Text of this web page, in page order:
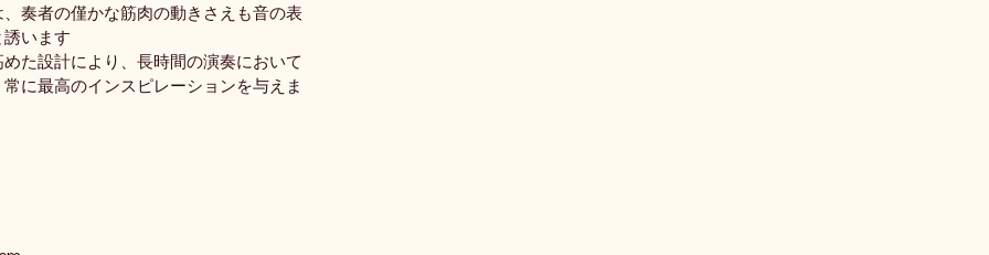
奏者の僅かな筋肉の動きさえも音の表
います
た設計により、長時間の演奏において
に最高のインスピレーションを与えま